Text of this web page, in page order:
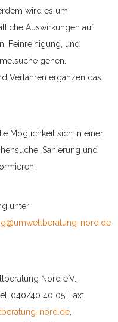
wird es um
Auswirkungen auf
Feinreinigung, und
gehen.
Verfahren ergänzen das
Möglichkeit sich in einer
Sanierung und
unter
nord.de
Nord e.V.,
40 40 05, Fax:
nord.de,